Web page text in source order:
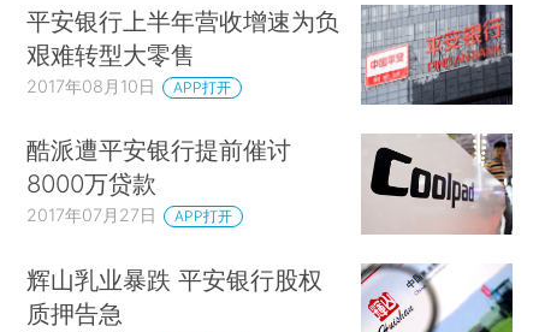
平安银行上半年营收增速为负
艰难转型大零售
2017年08月10日 APP打开
酷派遭平安银行提前催讨
8000万贷款
2017年07月27日 APP打开
辉山乳业暴跌 平安银行股权
质押告急